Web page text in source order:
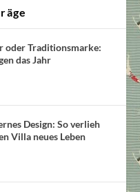
oder Traditionsmarke:
das Jahr
Design: So verlieh
Villa neues Leben